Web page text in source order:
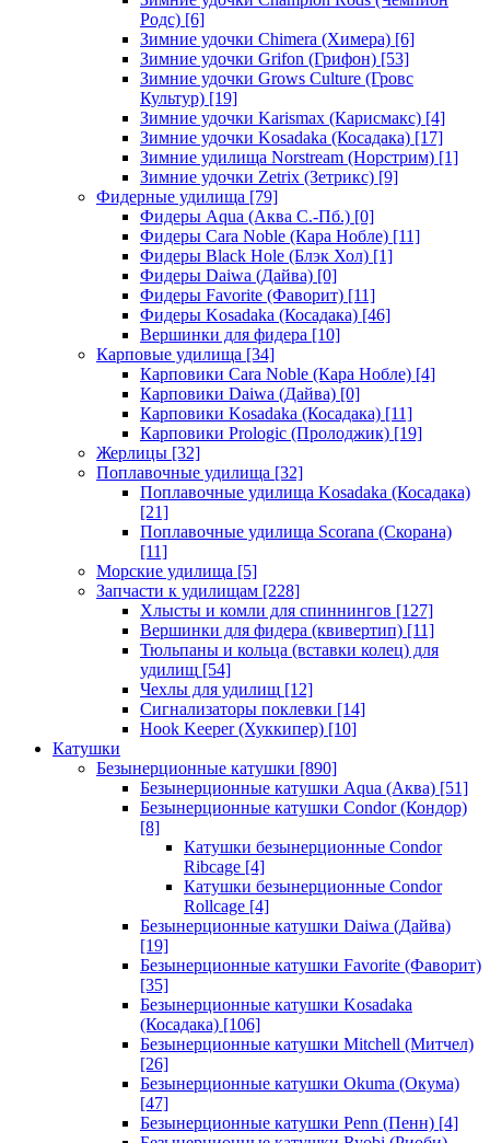
Родс) [6]
Зимние удочки Chimera (Химера) [6]
Зимние удочки Grifon (Грифон) [53]
Зимние удочки Grows Culture (Гровс
Культур) [19]
Зимние удочки Karismax (Карисмакс) [4]
Зимние удочки Kosadaka (Косадака) [17]
Зимние удилища Norstream (Норстрим) [1]
Зимние удочки Zetrix (Зетрикс) [9]
Фидерные удилища [79]
Фидеры Aqua (Аква С.-Пб.) [0]
Фидеры Cara Noble (Кара Нобле) [11]
Фидеры Black Hole (Блэк Хол) [1]
Фидеры Daiwa (Дайва) [0]
Фидеры Favorite (Фаворит) [11]
Фидеры Kosadaka (Косадака) [46]
Вершинки для фидера [10]
Карповые удилища [34]
Карповики Cara Noble (Кара Нобле) [4]
Карповики Daiwa (Дайва) [0]
Карповики Kosadaka (Косадака) [11]
Карповики Prologic (Пролоджик) [19]
Жерлицы [32]
Поплавочные удилища [32]
Поплавочные удилища Kosadaka (Косадака)
[21]
Поплавочные удилища Scorana (Скорана)
[11]
Морские удилища [5]
Запчасти к удилищам [228]
Хлысты и комли для спиннингов [127]
Вершинки для фидера (квивертип) [11]
Тюльпаны и кольца (вставки колец) для
удилищ [54]
Чехлы для удилищ [12]
Сигнализаторы поклевки [14]
Hook Keeper (Хуккипер) [10]
Катушки
Безынерционные катушки [890]
Безынерционные катушки Aqua (Аква) [51]
Безынерционные катушки Condor (Кондор)
[8]
Катушки безынерционные Condor
Ribcage [4]
Катушки безынерционные Condor
Rollcage [4]
Безынерционные катушки Daiwa (Дайва)
[19]
Безынерционные катушки Favorite (Фаворит)
[35]
Безынерционные катушки Kosadaka
(Косадака) [106]
Безынерционные катушки Mitchell (Митчел)
[26]
Безынерционные катушки Okuma (Окума)
[47]
Безынерционные катушки Penn (Пенн) [4]